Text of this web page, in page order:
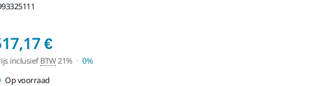
€Prijs inclusief BTW 21%
inclusiefBTW21%
0%
Op voorraad